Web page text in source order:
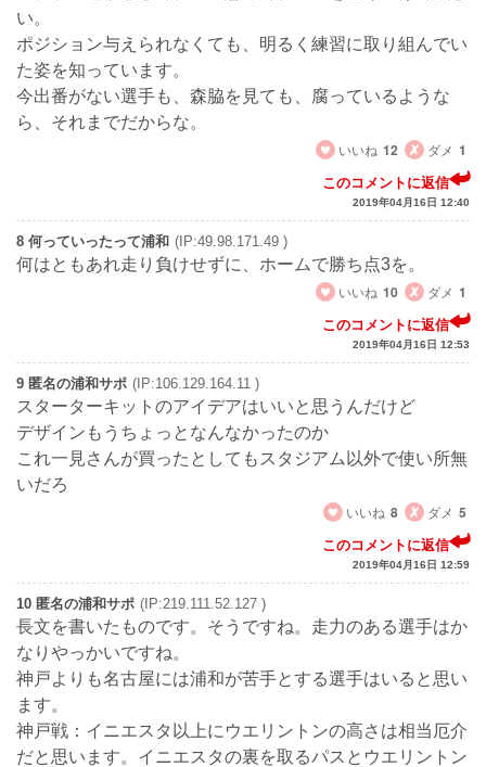
い。
ポジション与えられなくても、明るく練習に取り組んでい
た姿を知っています。
今出番がない選手も、森脇を見ても、腐っているような
ら、それまでだからな。
いいね 12 ダメ 1
このコメントに返信
2019年04月16日 12:40
8 何っていったって浦和 (IP:49.98.171.49 )
何はともあれ走り負けせずに、ホームで勝ち点3を。
いいね 10 ダメ 1
このコメントに返信
2019年04月16日 12:53
9 匿名の浦和サポ (IP:106.129.164.11 )
スターターキットのアイデアはいいと思うんだけど
デザインもうちょっとなんなかったのか
これ一見さんが買ったとしてもスタジアム以外で使い所無
いだろ
いいね 8 ダメ 5
このコメントに返信
2019年04月16日 12:59
10 匿名の浦和サポ (IP:219.111.52.127 )
長文を書いたものです。そうですね。走力のある選手はか
なりやっかいですね。
神戸よりも名古屋には浦和が苦手とする選手はいると思い
ます。
神戸戦：イニエスタ以上にウエリントンの高さは相当厄介
だと思います。イニエスタの裏を取るパスとウエリントン